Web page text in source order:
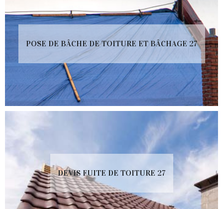
POSE DE BÂCHE DE TOITURE ET BÂCHAGE 27
DEVIS FUITE DE TOITURE 27